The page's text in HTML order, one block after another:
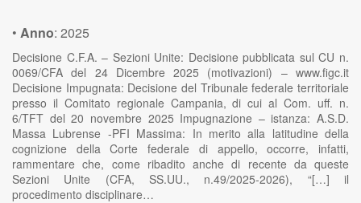
• Anno: 2025
Decisione C.F.A. – Sezioni Unite: Decisione pubblicata sul CU n.
0069/CFA del 24 Dicembre 2025 (motivazioni) – www.figc.it
Decisione Impugnata: Decisione del Tribunale federale territoriale
presso il Comitato regionale Campania, di cui al Com. uff. n.
6/TFT del 20 novembre 2025 Impugnazione – istanza: A.S.D.
Massa Lubrense -PFI Massima: In merito alla latitudine della
cognizione della Corte federale di appello, occorre, infatti,
rammentare che, come ribadito anche di recente da queste
Sezioni Unite (CFA, SS.UU., n.49/2025-2026), “[…] il
procedimento disciplinare…